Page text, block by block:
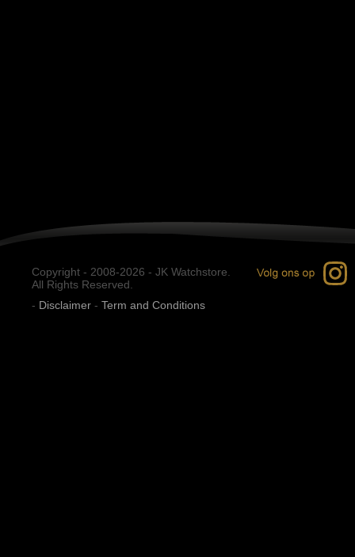
Copyright - 2008-2026 - JK Watchstore.
All Rights Reserved.
- Disclaimer - Term and Conditions